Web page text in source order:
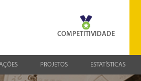
COMPETITIVIDADE
PROJETOS ESTATÍSTICAS